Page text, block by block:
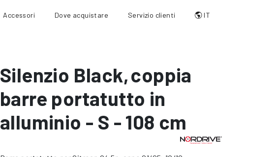
Accessori Dove acquistare Servizio clienti IT
Silenzio Black,coppia
barre portatutto in
alluminio - S - 108 cm